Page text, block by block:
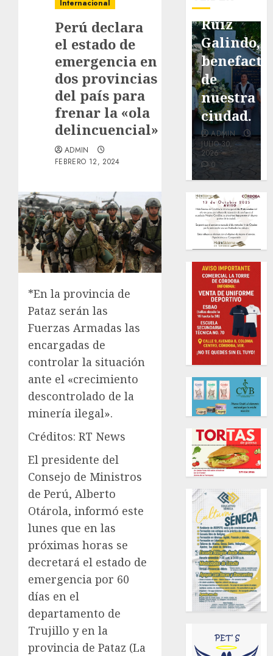
Internacional
Perú declara
el estado de
emergencia en
dos provincias
del país para
frenar la «ola
delincuencial»
ADMIN
FEBRERO 12, 2024
*En la provincia de
Pataz serán las
Fuerzas Armadas las
encargadas de
controlar la situación
ante el «crecimiento
descontrolado de la
minería ilegal».
Créditos: RT News
El presidente del
Consejo de Ministros
de Perú, Alberto
Otárola, informó este
lunes que en las
próximas horas se
decretará el estado de
emergencia por 60
días en el
departamento de
Trujillo y en la
provincia de Pataz (La
pavimentación
de San
Marcial
será
mejorada.
Interviene
CASF
ADMIN
2026
0
con
exposición
de la
cronista
Minerva
Salas.
ADMIN
Antonio
Ruiz
Galindo,
de
nuestra
ciudad.
ADMIN
JULIO 30,
2026
0